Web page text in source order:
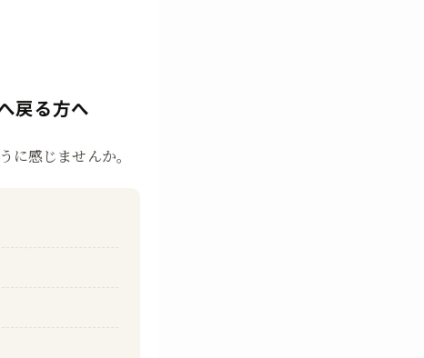
戻る方へ
感じませんか。